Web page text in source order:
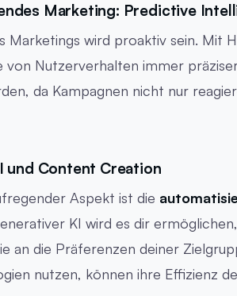
Marketing: Predictive
Marketings wird proaktiv sein. Mit
von Nutzerverhalten immer
da Kampagnen nicht nur
und Content Creation
Aspekt ist die
KI wird es dir
an die Präferenzen deiner
nutzen, können ihre Effizienz